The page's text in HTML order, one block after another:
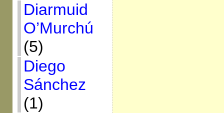
Diarmuid
O’Murchú
(5)
Diego
Sánchez
(1)